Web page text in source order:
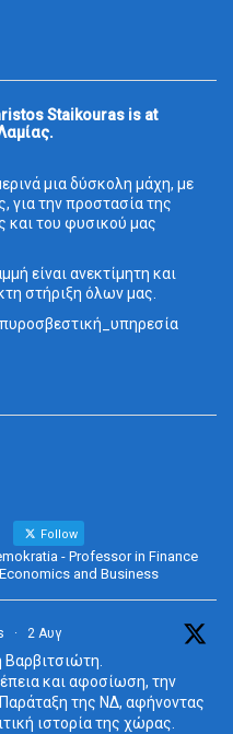
Staikouras is at
μια δύσκολη μάχη, με
για την προστασία της
και του φυσικού μας
είναι ανεκτίμητη και
στήριξη όλων μας.
υπηρεσία
Follow
- Professor in Finance
and Business
· 2 Αυγ
Βαρβιτσιώτη.
και αφοσίωση, την
της ΝΔ, αφήνοντας
ιστορία της χώρας.